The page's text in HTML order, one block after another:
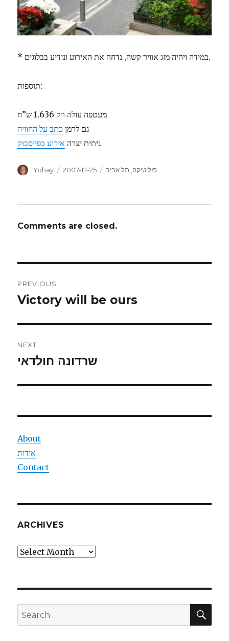
* במידה ויהיה מזג אוויר קשה, נדחה את האירוע ונודיע בבלוגים.
תוספות:
מעטפה עולה רק 1.636 ש”ח
גם לרמן כתב על החוויה
גיתית יצרה אירוע בפייסבוק
Author
Yohay
Posted
2007-12-25 Categoriesפוליטיקה תל אביב
Comments are closed.
navigation
PREVIOUS
Previous
Victory will be ours
NEXT
Next
שרדונה חולדאי
About
אודות
Contact
ARCHIVES
Archives
Search
for: